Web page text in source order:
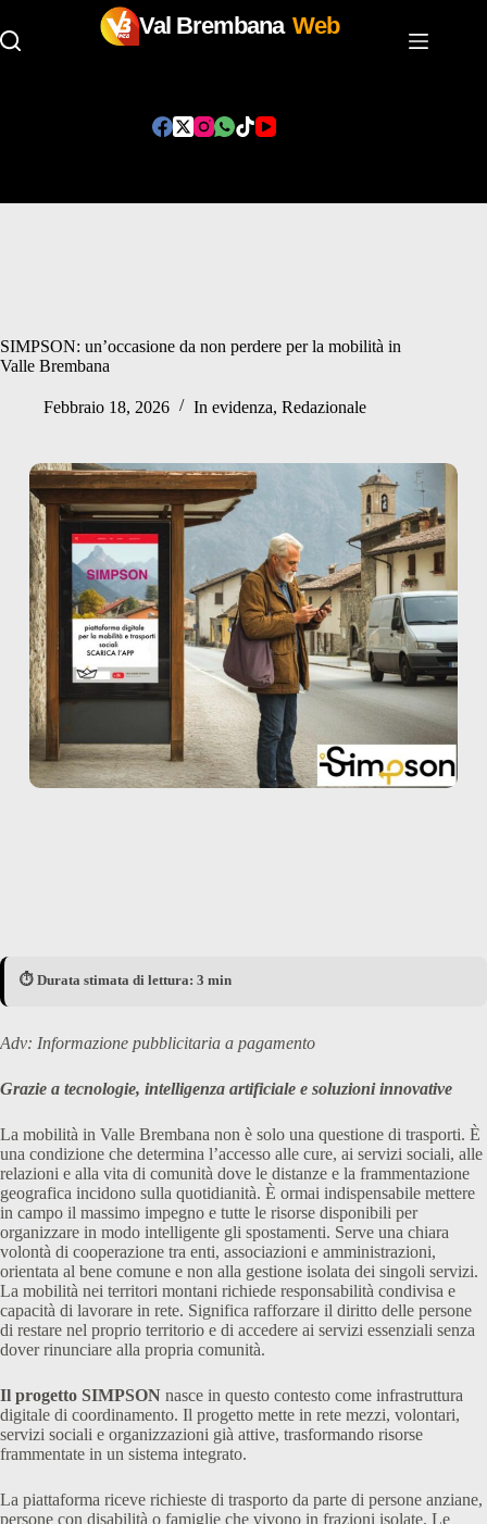
Val Brembana Web
SIMPSON: un’occasione da non perdere per la mobilità in
Valle Brembana
Febbraio 18, 2026 In evidenza, Redazionale
⏱️ Durata stimata di lettura: 3 min
Adv: Informazione pubblicitaria a pagamento
Grazie a tecnologie, intelligenza artificiale e soluzioni innovative
La mobilità in Valle Brembana non è solo una questione di trasporti. È
una condizione che determina l’accesso alle cure, ai servizi sociali, alle
relazioni e alla vita di comunità dove le distanze e la frammentazione
geografica incidono sulla quotidianità. È ormai indispensabile mettere
in campo il massimo impegno e tutte le risorse disponibili per
organizzare in modo intelligente gli spostamenti. Serve una chiara
volontà di cooperazione tra enti, associazioni e amministrazioni,
orientata al bene comune e non alla gestione isolata dei singoli servizi.
La mobilità nei territori montani richiede responsabilità condivisa e
capacità di lavorare in rete. Significa rafforzare il diritto delle persone
di restare nel proprio territorio e di accedere ai servizi essenziali senza
dover rinunciare alla propria comunità.
Il progetto SIMPSON nasce in questo contesto come infrastruttura
digitale di coordinamento. Il progetto mette in rete mezzi, volontari,
servizi sociali e organizzazioni già attive, trasformando risorse
frammentate in un sistema integrato.
La piattaforma riceve richieste di trasporto da parte di persone anziane,
persone con disabilità o famiglie che vivono in frazioni isolate. Le